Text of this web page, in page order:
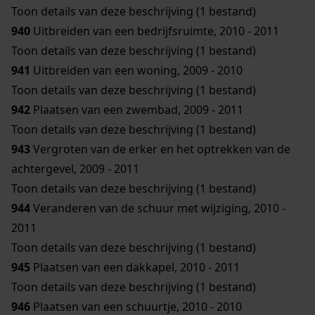
Toon details van deze beschrijving (1 bestand)
940 Uitbreiden van een bedrijfsruimte, 2010 - 2011
Toon details van deze beschrijving (1 bestand)
941 Uitbreiden van een woning, 2009 - 2010
Toon details van deze beschrijving (1 bestand)
942 Plaatsen van een zwembad, 2009 - 2011
Toon details van deze beschrijving (1 bestand)
943Vergroten van de erker en het optrekken van de
achtergevel, 2009 - 2011
Toon details van deze beschrijving (1 bestand)
944Veranderen van de schuur met wijziging, 2010 -
2011
Toon details van deze beschrijving (1 bestand)
945 Plaatsen van een dakkapel, 2010 - 2011
Toon details van deze beschrijving (1 bestand)
946 Plaatsen van een schuurtje, 2010 - 2010